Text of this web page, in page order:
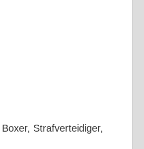
Strafverteidiger,